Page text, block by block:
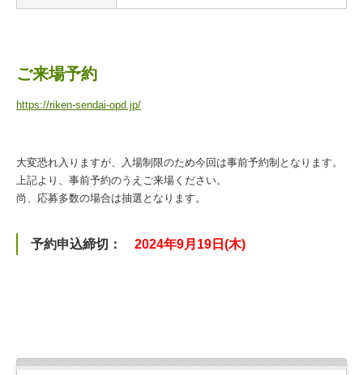
ご来場予約
https://riken-sendai-opd.jp/
大変恐れ入りますが、入場制限のため今回は事前予約制となります。
上記より、事前予約のうえご来場ください。
尚、応募多数の場合は抽選となります。
予約申込締切： 2024年9月19日(木)